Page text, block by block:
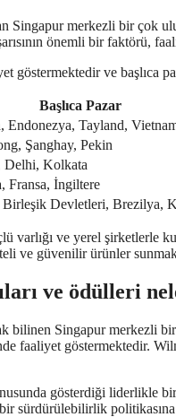
Singapur merkezli bir çok
önemli bir faktörü,
göstermektedir ve başlıca
Başlıca Pazar
Endonezya, Tayland,
Şanghay, Pekin
Delhi, Kolkata
Fransa, İngiltere
Devletleri, Brezilya,
varlığı ve yerel şirketlerle
ve güvenilir ürünler
ve ödülleri
bilinen Singapur merkezli
faaliyet göstermektedir.
gösterdiği liderlikle
sürdürülebilirlik